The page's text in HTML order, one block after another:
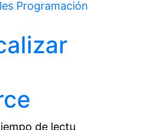
Programación
de lectu